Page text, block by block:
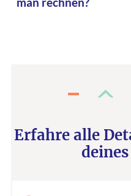
Erfahre alle